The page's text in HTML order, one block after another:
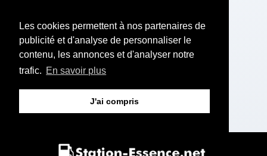
Les cookies permettent à nos partenaires de
publicité et d'analyse de personnaliser le
contenu, les annonces et d'analyser notre
trafic. En savoir plus
J'ai compris